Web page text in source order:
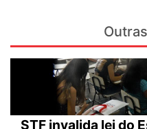
STF invalida lei do